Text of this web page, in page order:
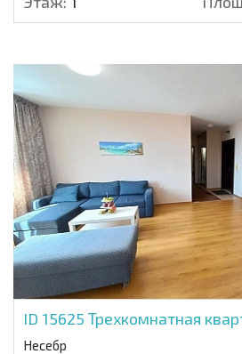
ID 15625 Трехкомнатная
Несебр